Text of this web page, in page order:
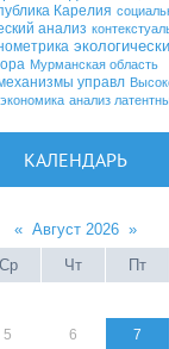
Карелия
анализ
Мурманская область
управл
анализ
КАЛЕНДАРЬ
« Август 2026 »
Ср Чт Пт
5 6 7